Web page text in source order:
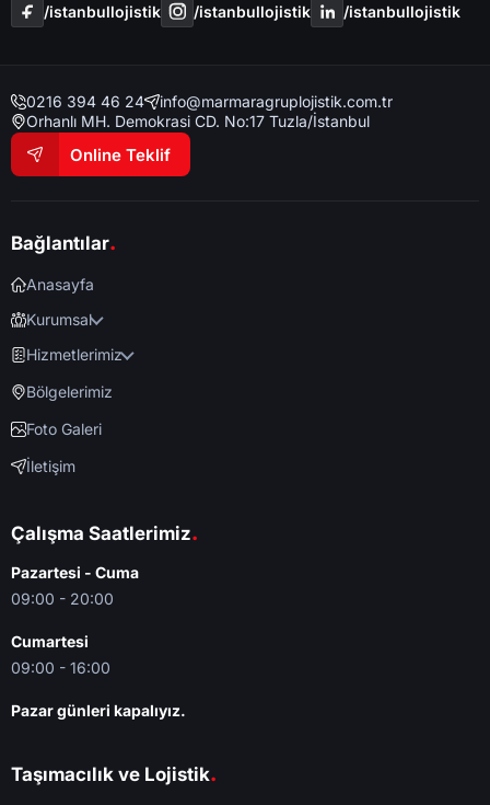
/i̇stanbullojistik /i̇stanbullojistik /i̇stanbullojistik
0216 394 46 24
info@marmaragruplojistik.com.tr
Orhanlı MH. Demokrasi CD. No:17 Tuzla/İstanbul
Online Teklif
Bağlantılar.
Anasayfa
Kurumsal
Hizmetlerimiz
Bölgelerimiz
Foto Galeri
İletişim
Çalışma Saatlerimiz.
Pazartesi - Cuma
09:00 - 20:00
Cumartesi
09:00 - 16:00
Pazar günleri kapalıyız.
Taşımacılık ve Lojistik.